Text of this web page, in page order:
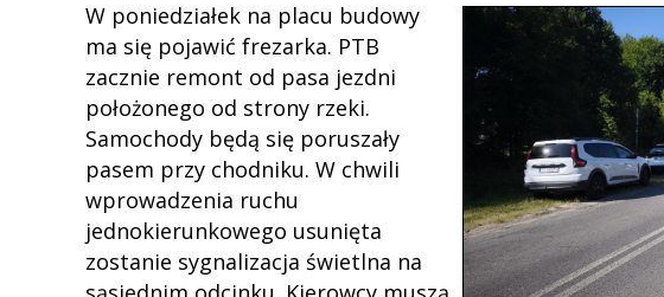
W poniedziałek na placu budowy
ma się pojawić frezarka. PTB
zacznie remont od pasa jezdni
położonego od strony rzeki.
Samochody będą się poruszały
pasem przy chodniku. W chwili
wprowadzenia ruchu
jednokierunkowego usunięta
zostanie sygnalizacja świetlna na